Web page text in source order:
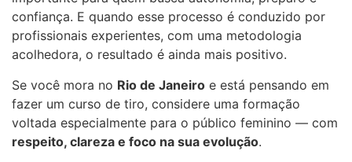
confiança. E quando esse processo é conduzido por
profissionais experientes, com uma metodologia
acolhedora, o resultado é ainda mais positivo.
Se você mora no Rio de Janeiro e está pensando em
fazer um curso de tiro, considere uma formação
voltada especialmente para o público feminino — com
respeito, clareza e foco na sua evolução.